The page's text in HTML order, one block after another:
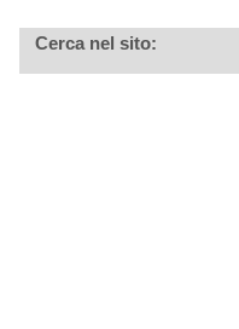
Cerca nel sito: